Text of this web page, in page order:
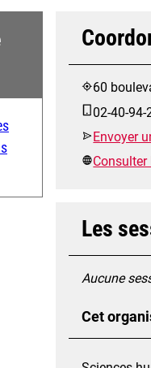
60
02-40-94-
Envoyer
Les
Aucune
Cet